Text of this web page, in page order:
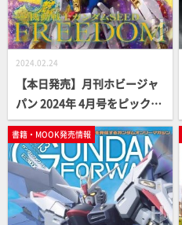
2024.02.24
【本日発売】月刊ホビージャ
パン 2024年 4月号をピックア
ップ！
書籍・MOOK発売情報